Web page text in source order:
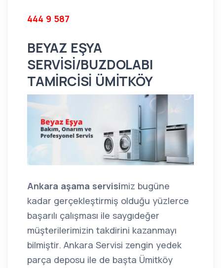
444 9 587
BEYAZ EŞYA
SERVİSİ/BUZDOLABI
TAMİRCİSİ ÜMİTKÖY
Ankara aşama servisimiz bugüne
kadar gerçekleştirmiş olduğu yüzlerce
başarılı çalışması ile saygıdeğer
müşterilerimizin takdirini kazanmayı
bilmiştir. Ankara Servisi zengin yedek
parça deposu ile de başta Ümitköy